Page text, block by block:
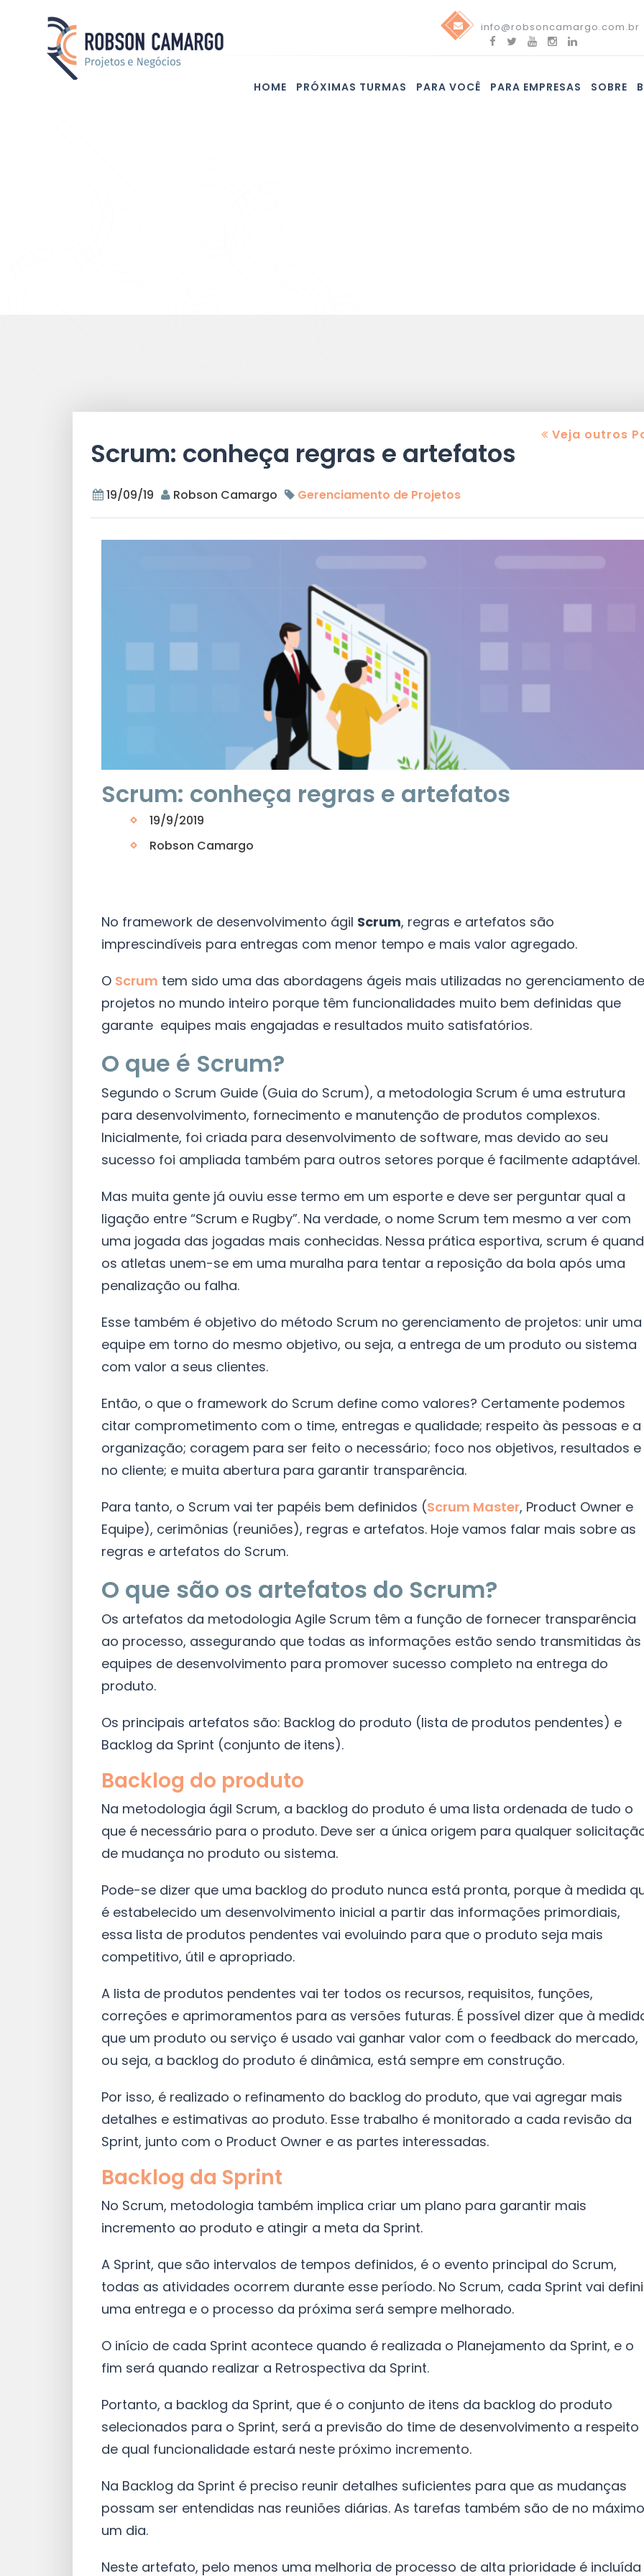
info@robsoncamargo.com.br
HOME PRÓXIMAS TURMAS PARA VOCÊ PARA EMPRESAS SOBRE
Veja outros
Scrum: conheça regras e artefatos
19/09/19 Robson Camargo Gerenciamento de Projetos
Scrum: conheça regras e artefatos
19/9/2019
Robson Camargo
No framework de desenvolvimento ágil Scrum, regras e artefatos são
imprescindíveis para entregas com menor tempo e mais valor agregado.
O Scrum tem sido uma das abordagens ágeis mais utilizadas no gerenciamento de
projetos no mundo inteiro porque têm funcionalidades muito bem definidas que
garante equipes mais engajadas e resultados muito satisfatórios.
O que é Scrum?
Segundo o Scrum Guide (Guia do Scrum), a metodologia Scrum é uma estrutura
para desenvolvimento, fornecimento e manutenção de produtos complexos.
Inicialmente, foi criada para desenvolvimento de software, mas devido ao seu
sucesso foi ampliada também para outros setores porque é facilmente adaptável.
Mas muita gente já ouviu esse termo em um esporte e deve ser perguntar qual a
ligação entre “Scrum e Rugby”. Na verdade, o nome Scrum tem mesmo a ver com
uma jogada das jogadas mais conhecidas. Nessa prática esportiva, scrum é
os atletas unem-se em uma muralha para tentar a reposição da bola após uma
penalização ou falha.
Esse também é objetivo do método Scrum no gerenciamento de projetos: unir uma
equipe em torno do mesmo objetivo, ou seja, a entrega de um produto ou sistema
com valor a seus clientes.
Então, o que o framework do Scrum define como valores? Certamente podemos
citar comprometimento com o time, entregas e qualidade; respeito às pessoas e a
organização; coragem para ser feito o necessário; foco nos objetivos, resultados e
no cliente; e muita abertura para garantir transparência.
Para tanto, o Scrum vai ter papéis bem definidos (Scrum Master, Product Owner e
Equipe), cerimônias (reuniões), regras e artefatos. Hoje vamos falar mais sobre as
regras e artefatos do Scrum.
O que são os artefatos do Scrum?
Os artefatos da metodologia Agile Scrum têm a função de fornecer transparência
ao processo, assegurando que todas as informações estão sendo transmitidas às
equipes de desenvolvimento para promover sucesso completo na entrega do
produto.
Os principais artefatos são: Backlog do produto (lista de produtos pendentes) e
Backlog da Sprint (conjunto de itens).
Backlog do produto
Na metodologia ágil Scrum, a backlog do produto é uma lista ordenada de tudo o
que é necessário para o produto. Deve ser a única origem para qualquer
de mudança no produto ou sistema.
Pode-se dizer que uma backlog do produto nunca está pronta, porque à medida
é estabelecido um desenvolvimento inicial a partir das informações primordiais,
essa lista de produtos pendentes vai evoluindo para que o produto seja mais
competitivo, útil e apropriado.
A lista de produtos pendentes vai ter todos os recursos, requisitos, funções,
correções e aprimoramentos para as versões futuras. É possível dizer que à
que um produto ou serviço é usado vai ganhar valor com o feedback do mercado,
ou seja, a backlog do produto é dinâmica, está sempre em construção.
Por isso, é realizado o refinamento do backlog do produto, que vai agregar mais
detalhes e estimativas ao produto. Esse trabalho é monitorado a cada revisão da
Sprint, junto com o Product Owner e as partes interessadas.
Backlog da Sprint
No Scrum, metodologia também implica criar um plano para garantir mais
incremento ao produto e atingir a meta da Sprint.
A Sprint, que são intervalos de tempos definidos, é o evento principal do Scrum,
todas as atividades ocorrem durante esse período. No Scrum, cada Sprint vai
uma entrega e o processo da próxima será sempre melhorado.
O início de cada Sprint acontece quando é realizada o Planejamento da Sprint, e o
fim será quando realizar a Retrospectiva da Sprint.
Portanto, a backlog da Sprint, que é o conjunto de itens da backlog do produto
selecionados para o Sprint, será a previsão do time de desenvolvimento a respeito
de qual funcionalidade estará neste próximo incremento.
Na Backlog da Sprint é preciso reunir detalhes suficientes para que as mudanças
possam ser entendidas nas reuniões diárias. As tarefas também são de no máximo
um dia.
Neste artefato, pelo menos uma melhoria de processo de alta prioridade é incluída